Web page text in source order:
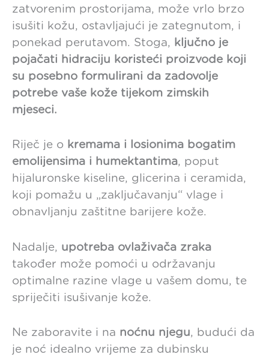
zatvorenim prostorijama, može vrlo brzo
isušiti kožu, ostavljajući je zategnutom, i
ponekad perutavom. Stoga, ključno je
pojačati hidraciju koristeći proizvode koji
su posebno formulirani da zadovolje
potrebe vaše kože tijekom zimskih
mjeseci.
Riječ je o kremama i losionima bogatim
emolijensima i humektantima, poput
hijaluronske kiseline, glicerina i ceramida,
koji pomažu u „zaključavanju“ vlage i
obnavljanju zaštitne barijere kože.
Nadalje, upotreba ovlaživača zraka
također može pomoći u održavanju
optimalne razine vlage u vašem domu, te
spriječiti isušivanje kože.
Ne zaboravite i na noćnu njegu, budući da
je noć idealno vrijeme za dubinsku